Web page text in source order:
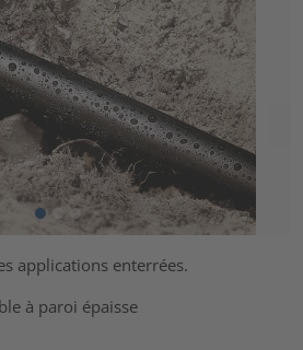
applications enterrées.
à paroi épaisse